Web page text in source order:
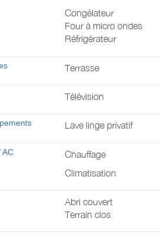
Congélateur
Four à micro ondes
Réfrigérateur
Terrasse
Télévision
Lave linge privatif
AC
Chauffage
Climatisation
Abri couvert
Terrain clos